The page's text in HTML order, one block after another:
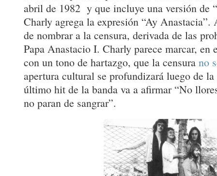
abril de 1982 y que incluye una versión de
Charly agrega la expresión “Ay Anastacia”.
de nombrar a la censura, derivada de las
Papa Anastacio I. Charly parece marcar, en
con un tono de hartazgo, que la censura no
apertura cultural se profundizará luego de
último hit de la banda va a afirmar “No
no paran de sangrar”.